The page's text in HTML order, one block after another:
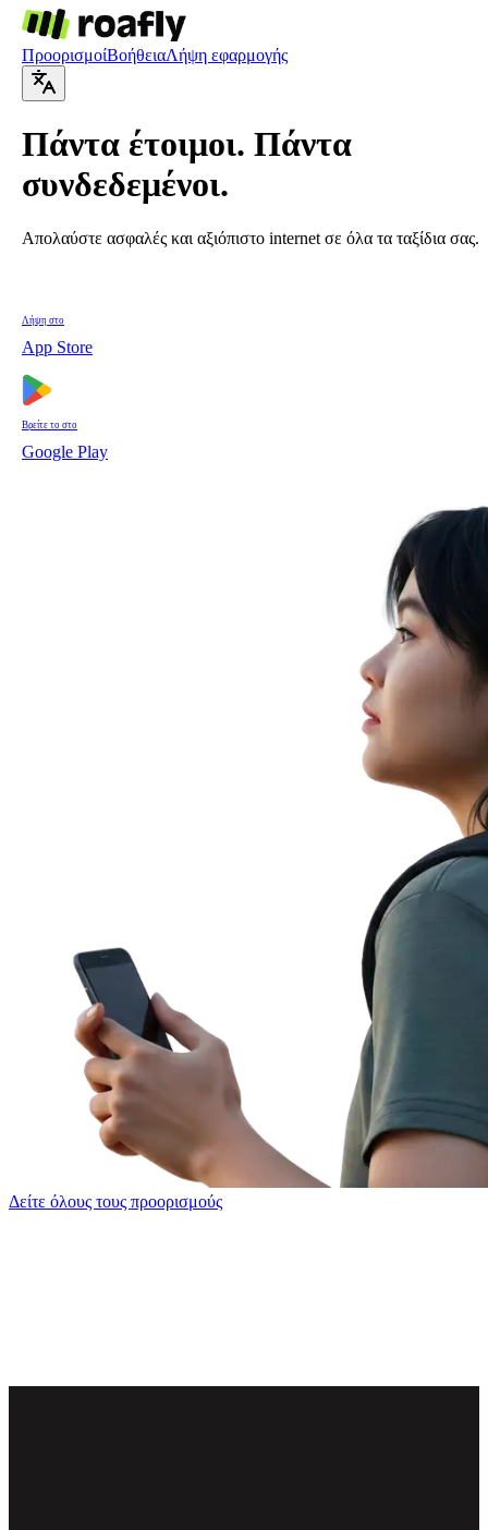
ΠροορισμοίΒοήθειαΛήψη εφαρμογής
Πάντα έτοιμοι. Πάντα
συνδεδεμένοι.
Απολαύστε ασφαλές και αξιόπιστο internet σε όλα τα ταξίδια σας.
Λήψη στο
App Store
Βρείτε το στο
Google Play
Δείτε όλους τους προορισμούς